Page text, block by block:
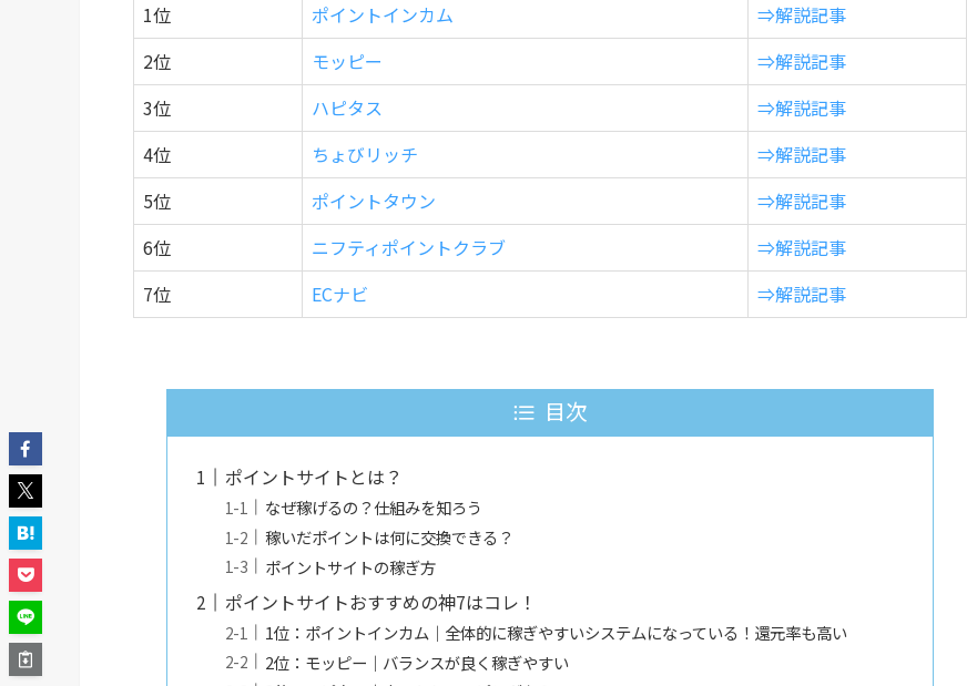
1位
ポイントインカム
⇒解説記事
2位
モッピー
⇒解説記事
3位
ハピタス
⇒解説記事
4位
ちょびリッチ
⇒解説記事
5位
ポイントタウン
⇒解説記事
6位
ニフティポイントクラブ
⇒解説記事
7位
ECナビ ⇒解説記事
目次
ポイントサイトとは？
なぜ稼げるの？仕組みを知ろう
稼いだポイントは何に交換できる？
ポイントサイトの稼ぎ方
ポイントサイトおすすめの神7はコレ！
1位：ポイントインカム｜全体的に稼ぎやすいシステムになっている！還元率も高い
2位：モッピー｜バランスが良く稼ぎやすい